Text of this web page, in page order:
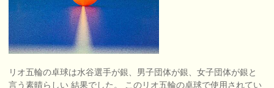
リオ五輪の卓球は水谷選手が銀、男子団体が銀、女子団体が銀と
言う素晴らしい 結果でした。 このリオ五輪の卓球で使用されてい